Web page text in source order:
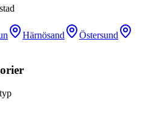
Härnösand
Östersund